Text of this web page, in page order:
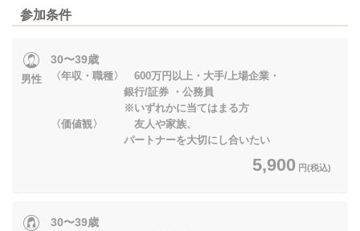
参加条件
男性
30〜39歳
〈年収・職種〉 600万円以上・大手/上場企業・
銀行/証券 ・公務員
※いずれかに当てはまる方
〈価値観〉 友人や家族、
パートナーを大切にし合いたい
5,900 円(税込)
30〜39歳